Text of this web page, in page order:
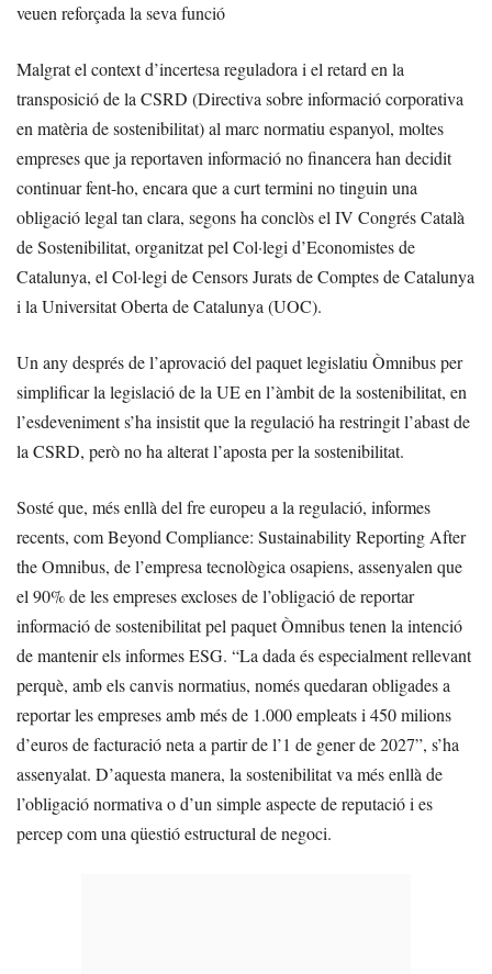
veuen reforçada la seva funció
Malgrat el context d’incertesa reguladora i el retard en la
transposició de la CSRD (Directiva sobre informació corporativa
en matèria de sostenibilitat) al marc normatiu espanyol, moltes
empreses que ja reportaven informació no financera han decidit
continuar fent-ho, encara que a curt termini no tinguin una
obligació legal tan clara, segons ha conclòs el IV Congrés Català
de Sostenibilitat, organitzat pel Col·legi d’Economistes de
Catalunya, el Col·legi de Censors Jurats de Comptes de Catalunya
i la Universitat Oberta de Catalunya (UOC).
Un any després de l’aprovació del paquet legislatiu Òmnibus per
simplificar la legislació de la UE en l’àmbit de la sostenibilitat, en
l’esdeveniment s’ha insistit que la regulació ha restringit l’abast de
la CSRD, però no ha alterat l’aposta per la sostenibilitat.
Sosté que, més enllà del fre europeu a la regulació, informes
recents, com Beyond Compliance: Sustainability Reporting After
the Omnibus, de l’empresa tecnològica osapiens, assenyalen que
el 90% de les empreses excloses de l’obligació de reportar
informació de sostenibilitat pel paquet Òmnibus tenen la intenció
de mantenir els informes ESG. “La dada és especialment rellevant
perquè, amb els canvis normatius, només quedaran obligades a
reportar les empreses amb més de 1.000 empleats i 450 milions
d’euros de facturació neta a partir de l’1 de gener de 2027”, s’ha
assenyalat. D’aquesta manera, la sostenibilitat va més enllà de
l’obligació normativa o d’un simple aspecte de reputació i es
percep com una qüestió estructural de negoci.